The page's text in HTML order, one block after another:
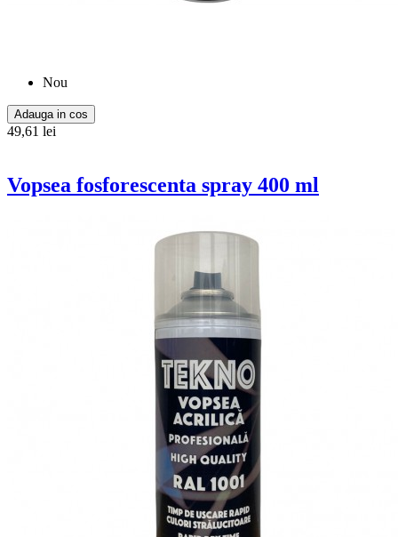
Nou
Adauga in cos
49,61 lei
Vopsea fosforescenta spray 400 ml